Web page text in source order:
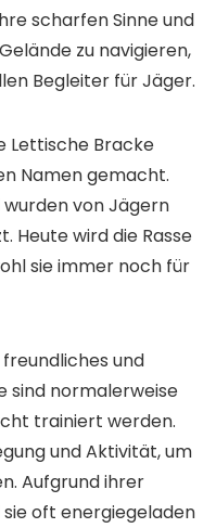
scharfen Sinne und
zu navigieren,
Begleiter für Jäger.
Lettische Bracke
Namen gemacht.
von Jägern
Heute wird die Rasse
sie immer noch für
und
sind normalerweise
trainiert werden.
und Aktivität, um
Aufgrund ihrer
oft energiegeladen